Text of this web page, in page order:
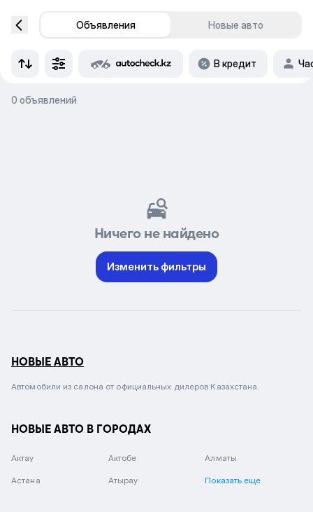
Объявления Новые авто
В кредит
0 объявлений
Ничего не найдено
Изменить фильтры
НОВЫЕ АВТО
Автомобили из салона от официальных дилеров Казахстана.
НОВЫЕ АВТО В ГОРОДАХ
Актау Актобе Алматы
Астана Атырау Показать еще